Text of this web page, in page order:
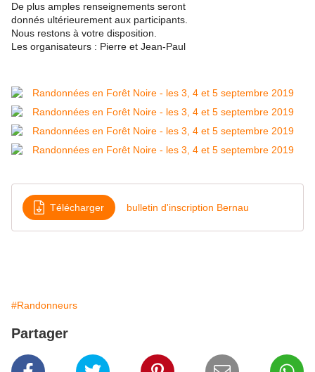
De plus amples renseignements seront
donnés ultérieurement aux participants.
Nous restons à votre disposition.
Les organisateurs : Pierre et Jean-Paul
Télécharger bulletin d'inscription Bernau
#Randonneurs
Partager